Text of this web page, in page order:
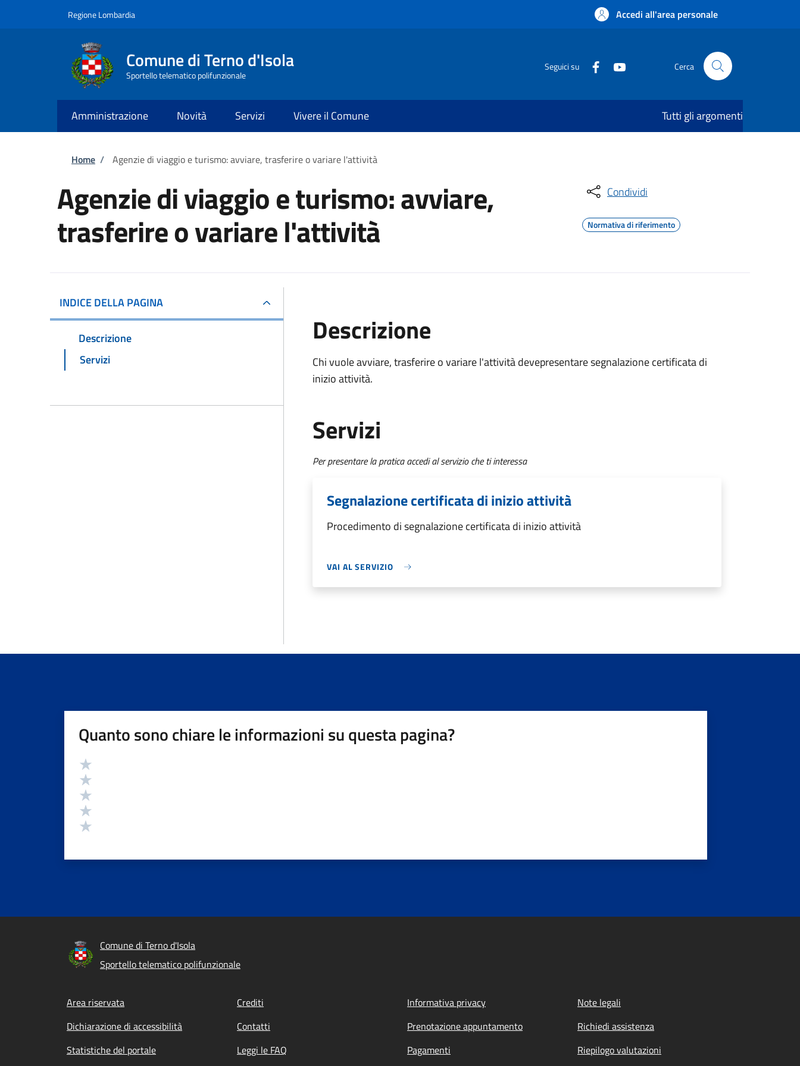
Regione Lombardia Accedi all'area personale
Comune di Terno d'Isola
Sportello telematico polifunzionale
Seguici su Cerca
Amministrazione Novità Servizi Vivere il Comune Tutti gli argomenti
Briciole di pane
Home / Agenzie di viaggio e turismo: avviare, trasferire o variare l'attività
Agenzie di viaggio e turismo: avviare,
trasferire o variare l'attività
Condividi
Normativa di riferimento
INDICE DELLA PAGINA
Descrizione
Servizi
Descrizione
Chi vuole avviare, trasferire o variare l'attività devepresentare segnalazione certificata di
inizio attività.
Servizi
Per presentare la pratica accedi al servizio che ti interessa
Segnalazione certificata di inizio attività
Procedimento di segnalazione certificata di inizio attività
VAI AL SERVIZIO
Quanto sono chiare le informazioni su questa pagina?
Valutazione
Comune di Terno d'Isola
Sportello telematico polifunzionale
Footer menu
Area riservata Crediti Informativa privacy
Note legali
Dichiarazione di accessibilità
Contatti Prenotazione appuntamento
Richiedi assistenza
Statistiche del portale
Leggi le FAQ Pagamenti Riepilogo valutazioni